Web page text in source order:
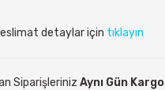
detaylar için tıklayın
Siparişleriniz Aynı Gün Kargo